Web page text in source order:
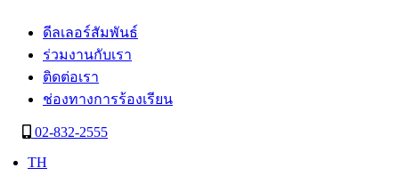
ดีลเลอร์สัมพันธ์
ร่วมงานกับเรา
ติดต่อเรา
ช่องทางการร้องเรียน
02-832-2555
TH